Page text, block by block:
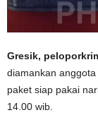
Gresik,
diamankan
paket siap pakai
14.00 wib.